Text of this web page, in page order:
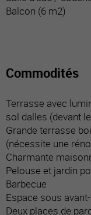
Balcon (6 m2)
Commodités
Terrasse avec
sol dalles (devant
Grande terrasse
(nécessite une
Charmante
Pelouse et jardin
Barbecue
Espace sous
Deux places de